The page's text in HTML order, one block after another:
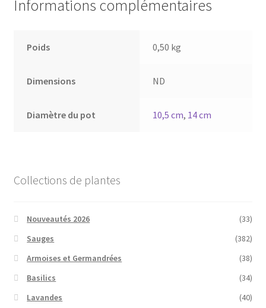
Informations complémentaires
Poids 0,50 kg
Dimensions ND
Diamètre du pot 10,5 cm, 14 cm
Collections de plantes
Nouveautés 2026
(33)
Sauges
(382)
Armoises et Germandrées
(38)
Basilics
(34)
Lavandes
(40)